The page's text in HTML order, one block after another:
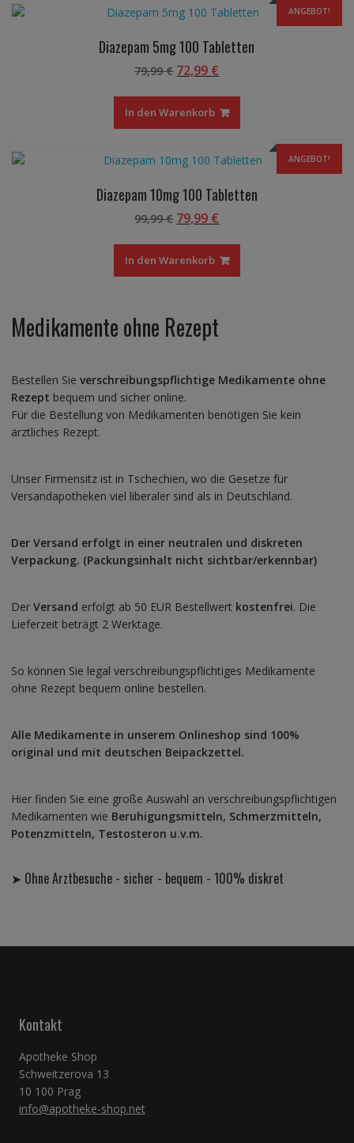
ANGEBOT!
Diazepam 5mg 100 Tabletten
79,99€ Ursprünglicher
war:
79,99 €
72,99 €
ist:
72,99 €.
In den Warenkorb
ANGEBOT!
Diazepam 10mg 100 Tabletten
99,99€ Ursprünglicher
war:
99,99 €
79,99 €
ist:
79,99 €.
In den Warenkorb
Medikamente ohne Rezept
Bestellen Sie verschreibungspflichtige Medikamente ohne
Rezept bequem und sicher online.
Für die Bestellung von Medikamenten benötigen Sie kein
ärztliches Rezept.
Unser Firmensitz ist in Tschechien, wo die Gesetze für
Versandapotheken viel liberaler sind als in Deutschland.
Der Versand erfolgt in einer neutralen und diskreten
Verpackung. (Packungsinhalt nicht sichtbar/erkennbar)
Der Versand erfolgt ab 50 EUR Bestellwert kostenfrei. Die
Lieferzeit beträgt 2 Werktage.
So können Sie legal verschreibungspflichtiges Medikamente
ohne Rezept bequem online bestellen.
Alle Medikamente in unserem Onlineshop sind 100%
original und mit deutschen Beipackzettel.
Hier finden Sie eine große Auswahl an verschreibungspflichtigen
Medikamenten wie Beruhigungsmitteln, Schmerzmitteln,
Potenzmitteln, Testosteron u.v.m.
➤ Ohne Arztbesuche - sicher - bequem - 100% diskret
Kontakt
Apotheke Shop
Schweitzerova 13
10 100 Prag
info@apotheke-shop.net